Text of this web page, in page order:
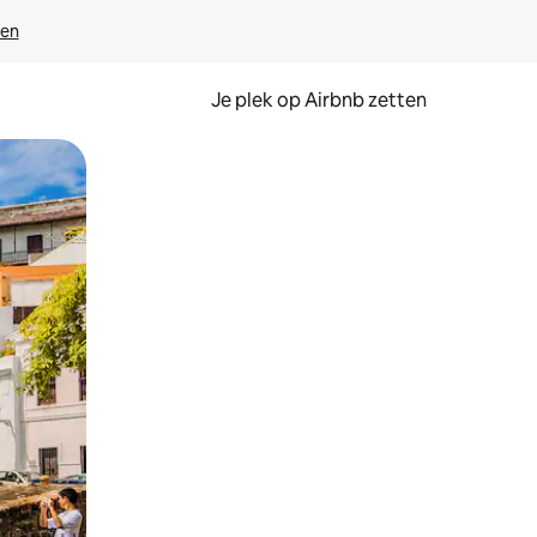
Je plek op Airbnb zetten
of swipen.